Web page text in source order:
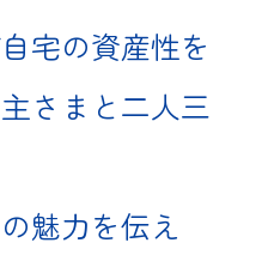
宅の資産性を
さまと二人三
魅力を伝え